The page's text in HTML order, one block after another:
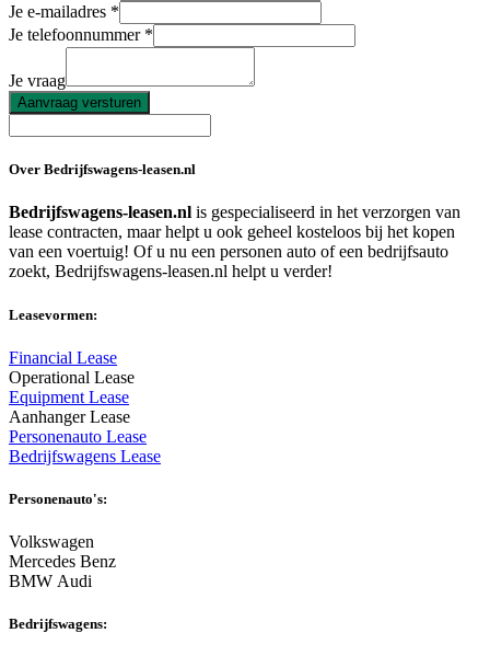
Je e-mailadres
Je telefoonnummer
Je vraag
Aanvraag versturen
Over Bedrijfswagens-leasen.nl
Bedrijfswagens-leasen.nl is gespecialiseerd in het verzorgen van
lease contracten, maar helpt u ook geheel kosteloos bij het kopen
van een voertuig! Of u nu een personen auto of een bedrijfsauto
zoekt, Bedrijfswagens-leasen.nl helpt u verder!
Leasevormen:
Financial Lease
Operational Lease
Equipment Lease
Aanhanger Lease
Personenauto Lease
Bedrijfswagens Lease
Personenauto's:
Volkswagen
Mercedes Benz
BMW Audi
Bedrijfswagens: